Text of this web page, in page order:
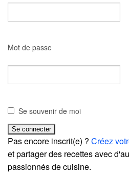
Mot de passe
Se souvenir de moi
Pas encore inscrit(e) ? Créez
et partager des recettes avec
passionnés de cuisine.